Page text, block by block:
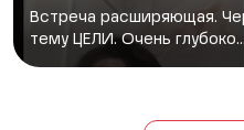
Встреча расширяющая.
тему ЦЕЛИ. Очень глубоко...